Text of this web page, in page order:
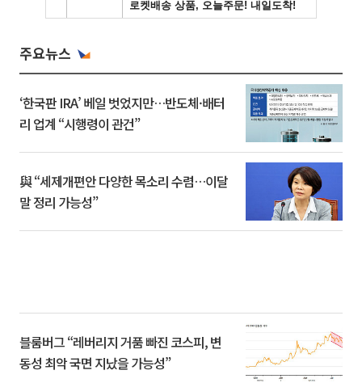
주요뉴스
‘한국판 IRA’ 베일 벗었지만…반도체·배터
리 업계 “시행령이 관건”
與 “세제개편안 다양한 목소리 수렴…이달
말 정리 가능성”
블룸버그 “레버리지 거품 빠진 코스피, 변
동성 최악 국면 지났을 가능성”